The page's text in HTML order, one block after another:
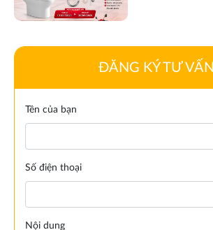
ĐĂNG KÝ TƯ VẤN
Tên của bạn
Số điện thoại
Nội dung